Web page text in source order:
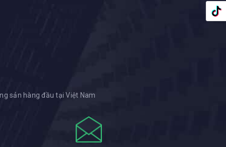
sản hàng đầu tại Việt Nam